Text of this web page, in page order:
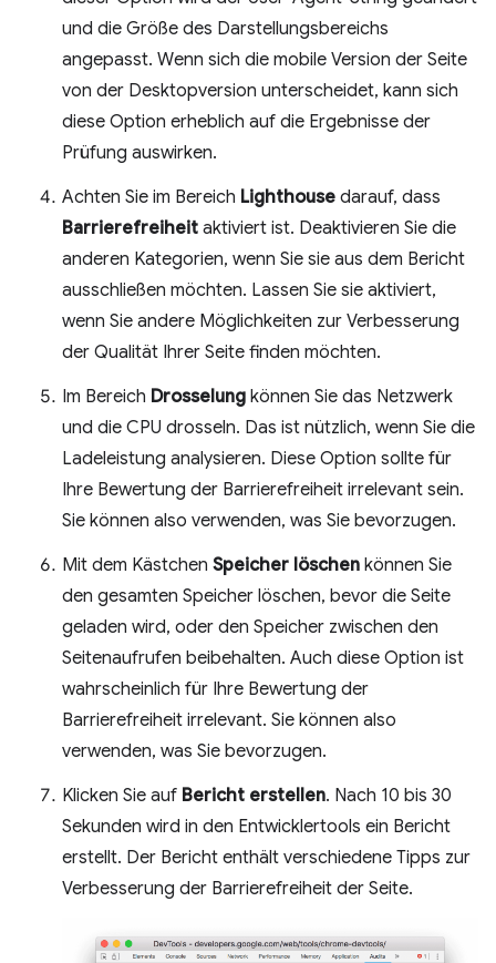
und die Größe des Darstellungsbereichs
angepasst. Wenn sich die mobile Version der Seite
von der Desktopversion unterscheidet, kann sich
diese Option erheblich auf die Ergebnisse der
Prüfung auswirken.
Achten Sie im Bereich Lighthouse darauf, dass
Barrierefreiheit aktiviert ist. Deaktivieren Sie die
anderen Kategorien, wenn Sie sie aus dem Bericht
ausschließen möchten. Lassen Sie sie aktiviert,
wenn Sie andere Möglichkeiten zur Verbesserung
der Qualität Ihrer Seite finden möchten.
Im Bereich Drosselung können Sie das Netzwerk
und die CPU drosseln. Das ist nützlich, wenn Sie die
Ladeleistung analysieren. Diese Option sollte für
Ihre Bewertung der Barrierefreiheit irrelevant sein.
Sie können also verwenden, was Sie bevorzugen.
Mit dem Kästchen Speicher löschen können Sie
den gesamten Speicher löschen, bevor die Seite
geladen wird, oder den Speicher zwischen den
Seitenaufrufen beibehalten. Auch diese Option ist
wahrscheinlich für Ihre Bewertung der
Barrierefreiheit irrelevant. Sie können also
verwenden, was Sie bevorzugen.
Klicken Sie auf Bericht erstellen. Nach 10 bis 30
Sekunden wird in den Entwicklertools ein Bericht
erstellt. Der Bericht enthält verschiedene Tipps zur
Verbesserung der Barrierefreiheit der Seite.